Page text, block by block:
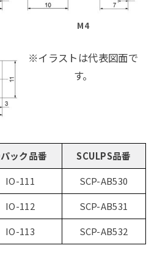
M4
※イラストは代表図面で
す。
ック品番
SCULPS品番
IO-111
SCP-AB530
IO-112
SCP-AB531
IO-113 SCP-AB532